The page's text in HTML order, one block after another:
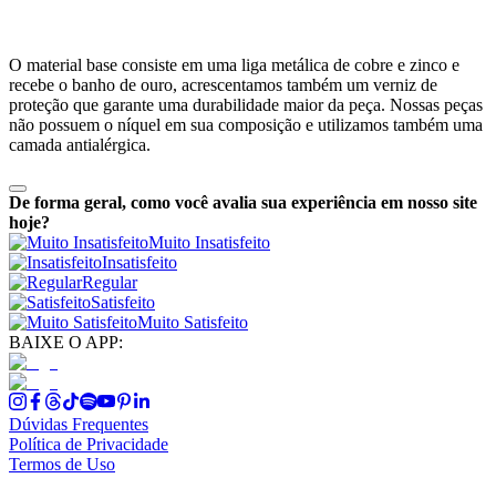
O material base consiste em uma liga metálica de cobre e zinco e
recebe o banho de ouro, acrescentamos também um verniz de
proteção que garante uma durabilidade maior da peça. Nossas peças
não possuem o níquel em sua composição e utilizamos também uma
camada antialérgica.
De forma geral, como você avalia sua experiência em nosso site
hoje?
Muito Insatisfeito
Insatisfeito
Regular
Satisfeito
Muito Satisfeito
BAIXE O APP:
Dúvidas Frequentes
Política de Privacidade
Termos de Uso